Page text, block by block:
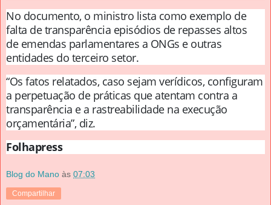
No documento, o ministro lista como exemplo de
falta de transparência episódios de repasses altos
de emendas parlamentares a ONGs e outras
entidades do terceiro setor.
“Os fatos relatados, caso sejam verídicos, configuram
a perpetuação de práticas que atentam contra a
transparência e a rastreabilidade na execução
orçamentária”, diz.
Folhapress
Blog do Mano às 07:03
Compartilhar